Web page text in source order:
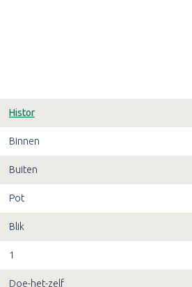
Histor
Binnen
Buiten
Pot
Blik
1
Doe-het-zelf